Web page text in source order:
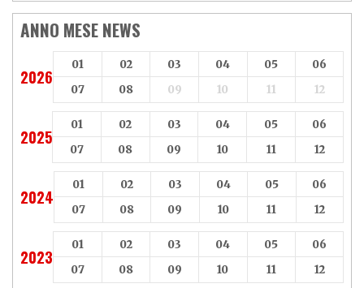
ANNO MESE NEWS
2026
01 02 03 04 05
06
07
08 09 10 11 12
2025
01 02 03 04 05
06
07
08 09 10 11 12
2024
01 02 03 04 05
06
07
08 09 10 11 12
2023
01 02 03 04 05
06
07
08 09 10 11 12